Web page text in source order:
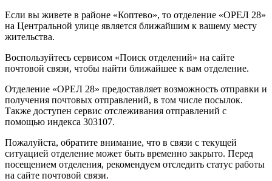
Если вы живете в районе «Коптево», то отделение «ОРЕЛ 28»
на Центральной улице является ближайшим к вашему месту
жительства.
Воспользуйтесь сервисом «Поиск отделений» на сайте
почтовой связи, чтобы найти ближайшее к вам отделение.
Отделение «ОРЕЛ 28» предоставляет возможность отправки и
получения почтовых отправлений, в том числе посылок.
Также доступен сервис отслеживания отправлений с
помощью индекса 303107.
Пожалуйста, обратите внимание, что в связи с текущей
ситуацией отделение может быть временно закрыто. Перед
посещением отделения, рекомендуем отследить статус работы
на сайте почтовой связи.